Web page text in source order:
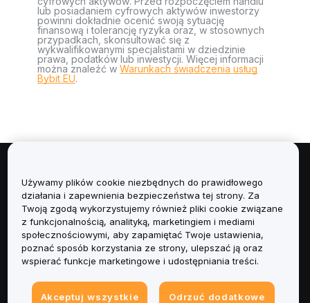
lub posiadaniem cyfrowych aktywów inwestorzy
powinni dokładnie ocenić swoją sytuację
finansową i tolerancję ryzyka oraz, w stosownych
przypadkach, skonsultować się z
wykwalifikowanymi specjalistami w dziedzinie
prawa, podatków lub inwestycji. Więcej informacji
można znaleźć w Warunkach świadczenia usług
Bybit EU.
Informacje
Usługi
Obsługa Klienta
Używamy plików cookie niezbędnych do prawidłowego
działania i zapewnienia bezpieczeństwa tej strony. Za
Twoją zgodą wykorzystujemy również pliki cookie związane
z funkcjonalnością, analityką, marketingiem i mediami
społecznościowymi, aby zapamiętać Twoje ustawienia,
poznać sposób korzystania ze strony, ulepszać ją oraz
wspierać funkcje marketingowe i udostępniania treści.
Akceptuj wszystkie Odrzuć dodatkowe